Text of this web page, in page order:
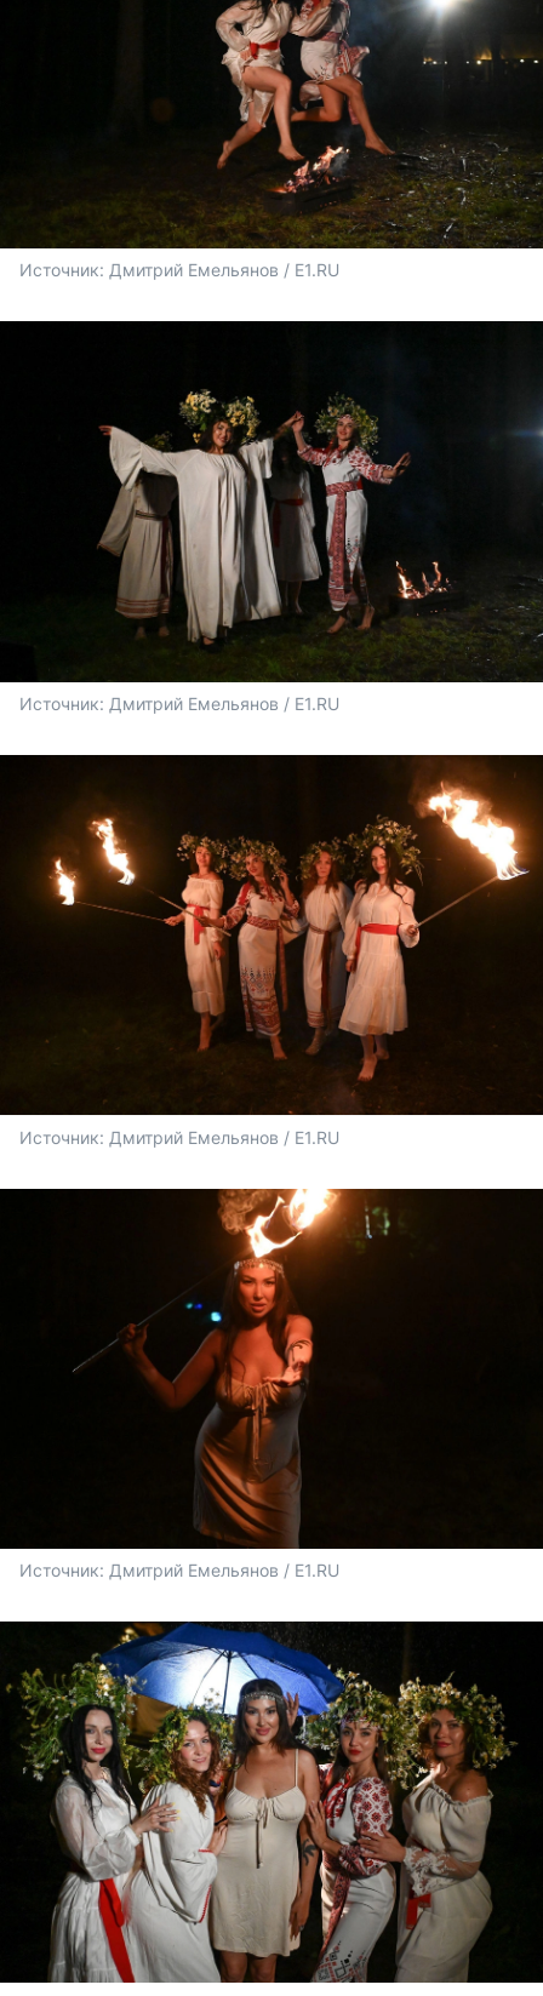
Источник: Дмитрий Емельянов / E1.RU
Источник: Дмитрий Емельянов / E1.RU
Источник: Дмитрий Емельянов / E1.RU
Источник: Дмитрий Емельянов / E1.RU